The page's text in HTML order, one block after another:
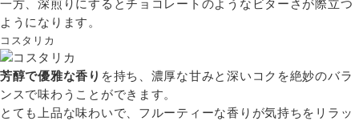
一方、深煎りにするとチョコレートのようなビターさが際立つ
ようになります。
コスタリカ
芳醇で優雅な香り を持ち、濃厚な甘みと深いコクを絶妙のバラ
ンスで味わうことができます。
とても上品な味わいで、フルーティーな香りが気持ちをリラッ